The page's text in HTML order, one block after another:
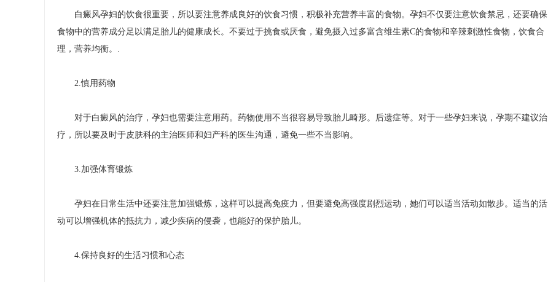
白癜风孕妇的饮食很重要，所以要注意养成良好的饮食习惯，积极补充营养丰富的食物。孕妇不仅要注意饮食禁忌，还要确保
食物中的营养成分足以满足胎儿的健康成长。不要过于挑食或厌食，避免摄入过多富含维生素C的食物和辛辣刺激性食物，饮食合
理，营养均衡。.
2.慎用药物
对于白癜风的治疗，孕妇也需要注意用药。药物使用不当很容易导致胎儿畸形。后遗症等。对于一些孕妇来说，孕期不建议治
疗，所以要及时于皮肤科的主治医师和妇产科的医生沟通，避免一些不当影响。
3.加强体育锻炼
孕妇在日常生活中还要注意加强锻炼，这样可以提高免疫力，但要避免高强度剧烈运动，她们可以适当活动如散步。适当的活
动可以增强机体的抵抗力，减少疾病的侵袭，也能好的保护胎儿。
4.保持良好的生活习惯和心态